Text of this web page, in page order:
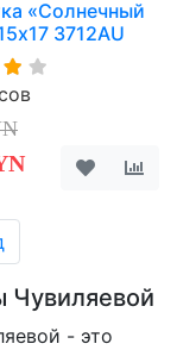
«Солнечный
3712AU
Чувиляевой
- это